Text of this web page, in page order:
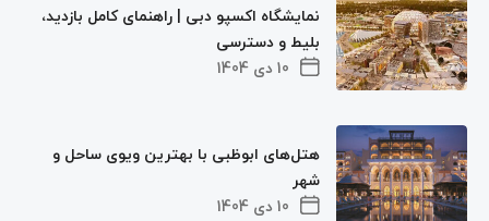
10 دی 1404
نمایشگاه اکسپو دبی | راهنمای کامل بازدید،
بلیط و دسترسی
10 دی 1404
هتل‌های ابوظبی با بهترین ویوی ساحل و
شهر